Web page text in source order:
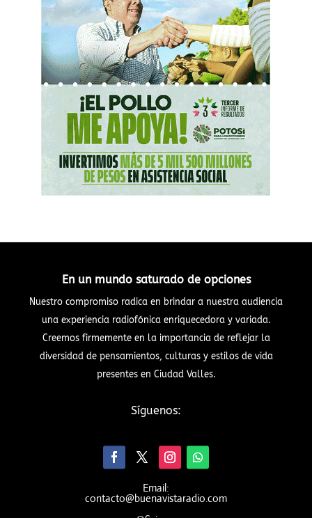
En un mundo saturado de opciones
Nuestro compromiso radica en brindar a nuestra audiencia
una experiencia radiofónica enriquecedora y variada.
Creemos firmemente en la importancia de reflejar la
diversidad de pensamientos, culturas y estilos de vida
presentes en Ciudad Valles.
Síguenos:
Email:
contacto@buenavistaradio.com